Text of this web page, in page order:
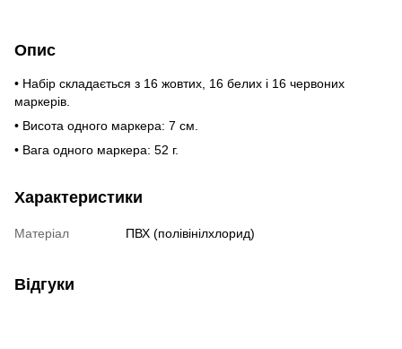
Опис
• Набір складається з 16 жовтих, 16 белих і 16 червоних
маркерів.
• Висота одного маркера: 7 см.
• Вага одного маркера: 52 г.
Характеристики
Матеріал ПВХ (полівінілхлорид)
Відгуки